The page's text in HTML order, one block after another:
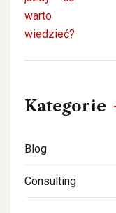
Kategorie
Blog
Consulting